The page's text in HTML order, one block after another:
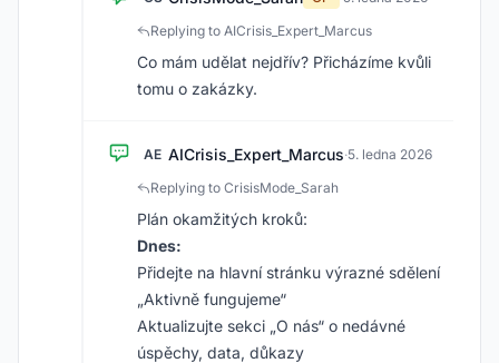
Replying to AICrisis_Expert_Marcus
Co mám udělat nejdřív? Přicházíme kvůli
tomu o zakázky.
AE AICrisis_Expert_Marcus·5. ledna 2026
Replying to CrisisMode_Sarah
Plán okamžitých kroků:
Dnes:
Přidejte na hlavní stránku výrazné sdělení
„Aktivně fungujeme“
Aktualizujte sekci „O nás“ o nedávné
úspěchy, data, důkazy